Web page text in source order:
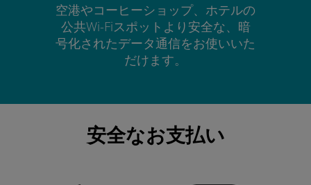
空港やコーヒーショップ、ホテルの
公共Wi-Fiスポットより安全な、暗
号化されたデータ通信をお使いいた
だけます。
安全なお支払い